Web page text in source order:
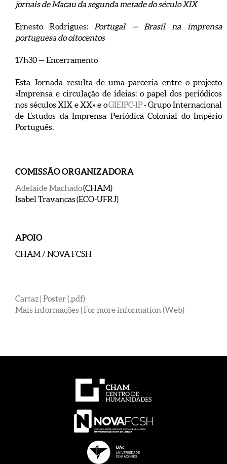
jornais de Macau da segunda metade do século XIX
Ernesto Rodrigues:
Portugal — Brasil na imprensa
portuguesa do oitocentos
17h30 — Encerramento
Esta Jornada resulta de uma parceria entre o projecto
«Imprensa e circulação de ideias: o papel dos periódicos
nos séculos XIX e XX» e oGIEIPC-IP- Grupo Internacional
de Estudos da Imprensa Periódica Colonial do Império
Português.
COMISSÃO ORGANIZADORA
Adelaide Machado(CHAM)
Isabel Travancas (ECO-UFRJ)
APOIO
CHAM / NOVA FCSH
Cartaz | Poster (.pdf)
Mais informações | For more information (Web)